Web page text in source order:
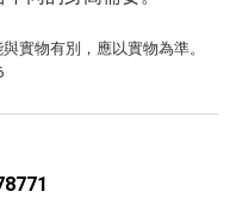
實物有別，應以實物為準。